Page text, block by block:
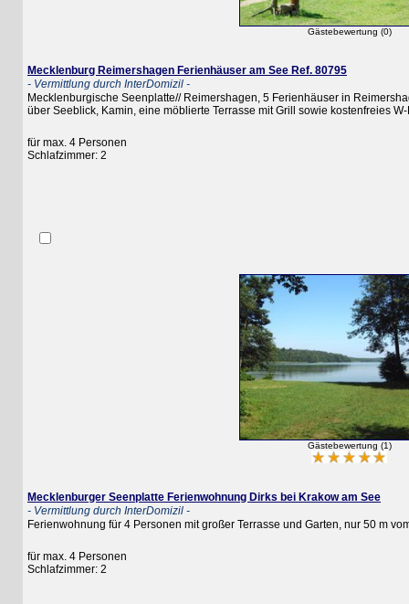
Gästebewertung (0)
Mecklenburg Reimershagen Ferienhäuser am See Ref. 80795
- Vermittlung durch InterDomizil -
Mecklenburgische Seenplatte// Reimershagen, 5 Ferienhäuser in
über Seeblick, Kamin, eine möblierte Terrasse mit Grill sowie kostenfreies W-LAN
für max. 4 Personen
Schlafzimmer: 2
Gästebewertung (1)
Mecklenburger Seenplatte Ferienwohnung Dirks bei Krakow am See
- Vermittlung durch InterDomizil -
Ferienwohnung für 4 Personen mit großer Terrasse und Garten, nur 50 m vom
für max. 4 Personen
Schlafzimmer: 2